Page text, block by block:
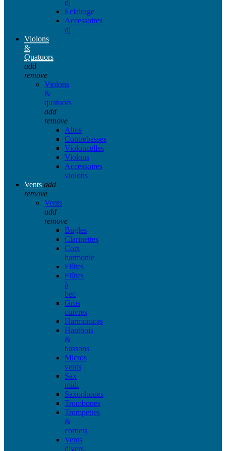
dj
Eclairage
Accessoires
dj
Violons
&
Quatuors
add
remove
Violons
&
quatuors
add
remove
Altos
Contrebasses
Violoncelles
Violons
Accessoires
violons
Vents add
remove
Vents
add
remove
Bugles
Clarinettes
Cors
harmonie
Flûtes
Flûtes
à
bec
Gros
cuivres
Harmonicas
Hautbois
&
bassons
Micros
vents
Sax
midi
Saxophones
Trombones
Trompettes
&
cornets
Vents
divers